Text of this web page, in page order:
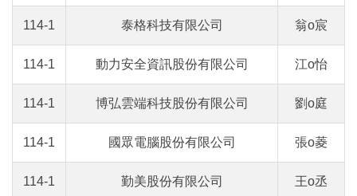
114-1 泰格科技有限公司 翁o宸
114-1 動力安全資訊股份有限公司 江o怡
114-1 博弘雲端科技股份有限公司 劉o庭
114-1 國眾電腦股份有限公司 張o菱
114-1 勤美股份有限公司 王o丞